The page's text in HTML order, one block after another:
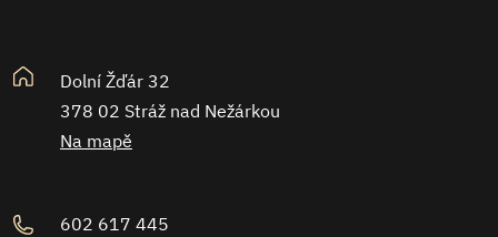
Dolní Žďár 32
378 02 Stráž nad Nežárkou
Na mapě
602 617 445